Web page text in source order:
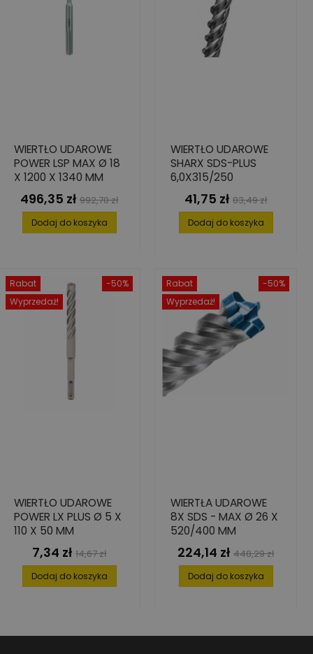
WIERTŁO UDAROWE
POWER LSP MAX Ø 18
X 1200 X 1340 MM
Cena
496,35 zł Cena
podstawowa
992,70 zł
Dodaj do koszyka
WIERTŁO UDAROWE
SHARX SDS-PLUS
6,0X315/250
Cena
41,75 zł Cena
podstawowa
83,49 zł
Dodaj do koszyka
-50%
Rabat
Wyprzedaż!
WIERTŁO UDAROWE
POWER LX PLUS Ø 5 X
110 X 50 MM
Cena
7,34 zł Cena
podstawowa
14,67 zł
Dodaj do koszyka
-50%
Rabat
Wyprzedaż!
WIERTŁA UDAROWE
8X SDS - MAX Ø 26 X
520/400 MM
Cena
224,14 zł Cena
podstawowa
448,29 zł
Dodaj do koszyka